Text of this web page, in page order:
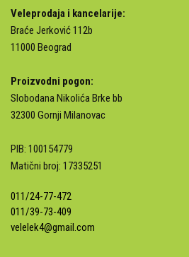
Veleprodaja i kancelarije:
Braće Jerković 112b
11000 Beograd
Proizvodni pogon:
Slobodana Nikolića Brke bb
32300 Gornji Milanovac
PIB: 100154779
Matični broj: 17335251
011/24-77-472
011/39-73-409
velelek4@gmail.com